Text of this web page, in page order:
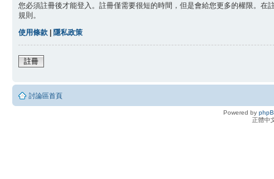
您必須註冊後才能登入。註冊僅需要很短的時間，但是會給您更多的權限。
規則。
使用條款 | 隱私政策
註冊
討論區首頁
Powered by
正體中